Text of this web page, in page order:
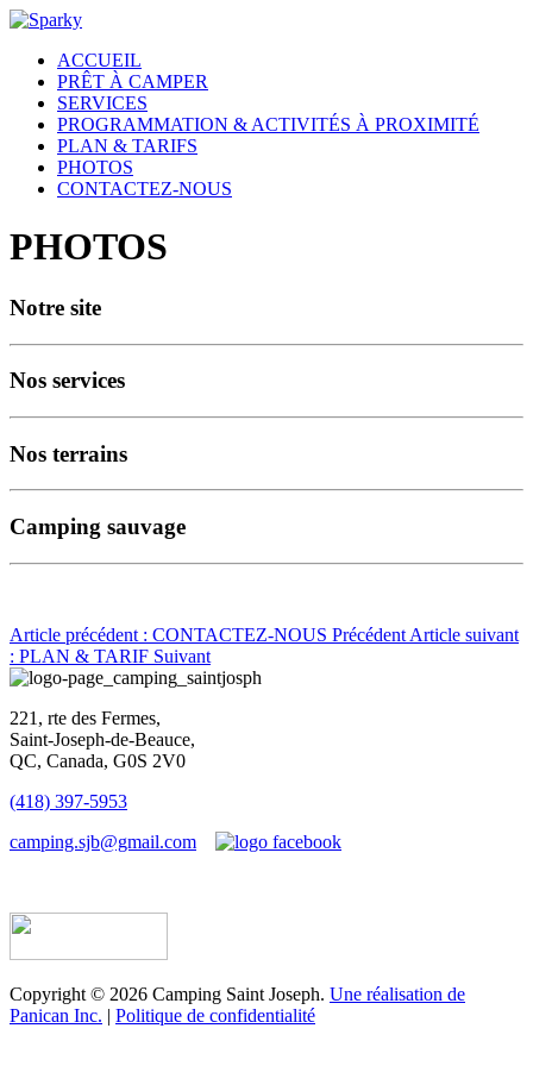
ACCUEIL
PRÊT À CAMPER
SERVICES
PROGRAMMATION & ACTIVITÉS À PROXIMITÉ
PLAN & TARIFS
PHOTOS
CONTACTEZ-NOUS
PHOTOS
Notre site
Nos services
Nos terrains
Camping sauvage
Article précédent : CONTACTEZ-NOUS Précédent Article suivant
: PLAN & TARIF Suivant
221, rte des Fermes,
Saint-Joseph-de-Beauce,
QC, Canada, G0S 2V0
(418) 397-5953
camping.sjb@gmail.com
Copyright © 2026 Camping Saint Joseph. Une réalisation de
Panican Inc. | Politique de confidentialité